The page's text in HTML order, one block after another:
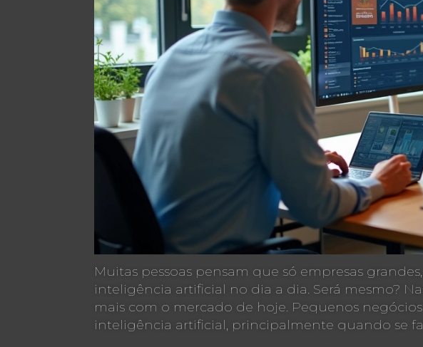
Muitas pessoas pensam que só empresas
inteligência artificial no dia a dia. Será mesmo?
mais com o mercado de hoje. Pequenos
inteligência artificial, principalmente quando se